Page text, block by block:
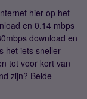
hier op het
en 0.14 mbps
download en
het iets sneller
tot voor kort van
zijn? Beide